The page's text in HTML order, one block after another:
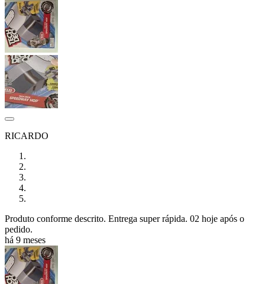
RICARDO
Produto conforme descrito. Entrega super rápida. 02 hoje após o
pedido.
há 9 meses